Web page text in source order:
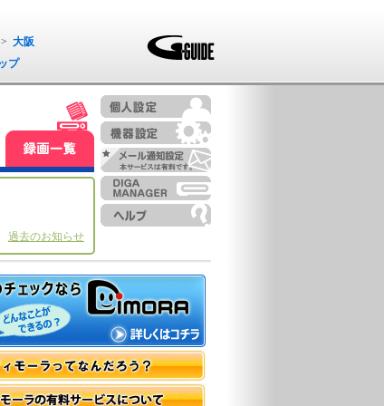
大阪
プ
過去のお知らせ